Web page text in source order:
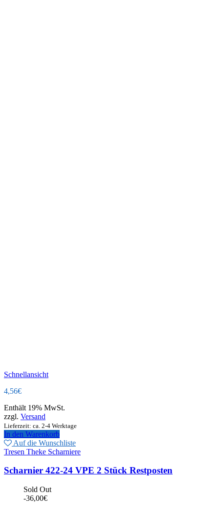
Schnellansicht
4,56€
Enthält 19% MwSt.
zzgl. Versand
Lieferzeit: ca. 2-4 Werktage
In den Warenkorb
Auf die Wunschliste
Tresen Theke Scharniere
Scharnier 422-24 VPE 2 Stück Restposten
Sold Out
-36,00€